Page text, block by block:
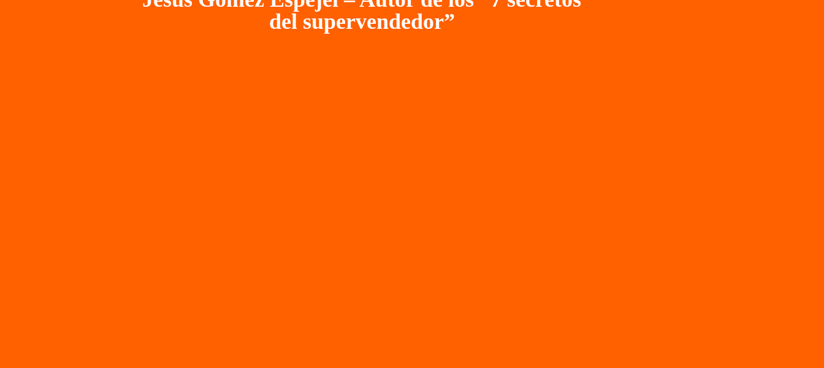
del supervendedor”